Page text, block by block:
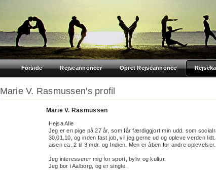
Forside Rejseannoncer Opret Rejseannonce
Marie V. Rasmussen's profil
Marie V. Rasmussen
Hejsa Alle
Jeg er en pige på 27 år, som får færdiggjort min udd. som
30.01.10, og inden fast job, vil jeg gerne ud og opleve verden
aisen ca. 2 til 3 mdr. og Indien. Men er åben for andre oplevelser.
Jeg interesserer mig for sport, byliv og kultur.
Jeg bor i Aalborg, og er single.